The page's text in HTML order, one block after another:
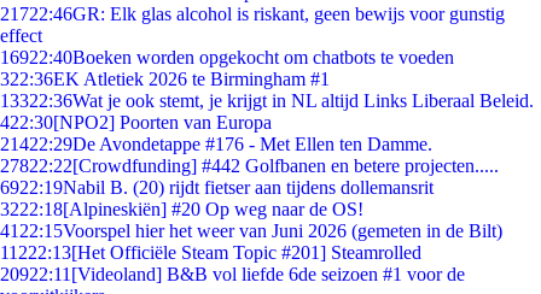
21722:46GR: Elk glas alcohol is riskant, geen bewijs voor gunstig
effect
16922:40Boeken worden opgekocht om chatbots te voeden
322:36EK Atletiek 2026 te Birmingham #1
13322:36Wat je ook stemt, je krijgt in NL altijd Links Liberaal Beleid.
422:30[NPO2] Poorten van Europa
21422:29De Avondetappe #176 - Met Ellen ten Damme.
27822:22[Crowdfunding] #442 Golfbanen en betere projecten.....
6922:19Nabil B. (20) rijdt fietser aan tijdens dollemansrit
3222:18[Alpineskiën] #20 Op weg naar de OS!
41 22:15Voorspel hier het weer van Juni 2026 (gemeten in de Bilt)
11222:13[Het Officiële Steam Topic #201] Steamrolled
20922:11 [Videoland] B&B vol liefde 6de seizoen #1 voor de